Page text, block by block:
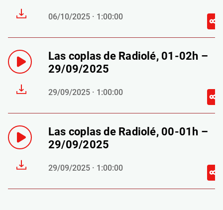
06/10/2025 · 1:00:00
Las coplas de Radiolé, 01-02h –
29/09/2025
29/09/2025 · 1:00:00
Las coplas de Radiolé, 00-01h –
29/09/2025
29/09/2025 · 1:00:00